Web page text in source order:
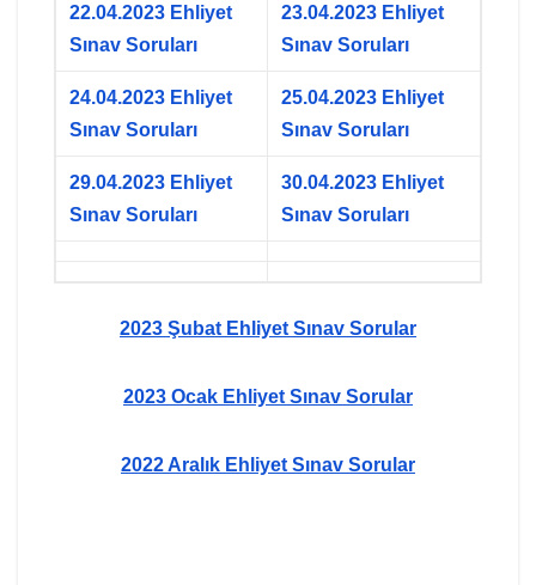
22.04.2023 Ehliyet
Sınav Soruları
23.04.2023 Ehliyet
Sınav Soruları
24.04.2023 Ehliyet
Sınav Soruları
25.04.2023 Ehliyet
Sınav Soruları
29.04.2023 Ehliyet
Sınav Soruları
30.04.2023 Ehliyet
Sınav Soruları
2023 Şubat Ehliyet Sınav Sorular
2023 Ocak Ehliyet Sınav Sorular
2022 Aralık Ehliyet Sınav Sorular